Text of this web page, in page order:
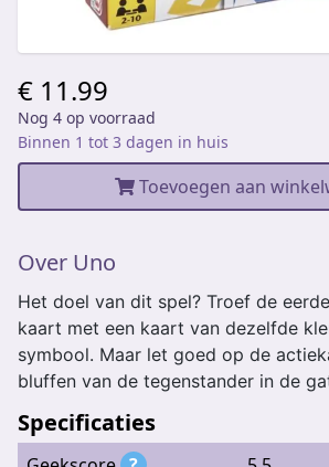
€ 11.99
Nog 4 op voorraad
Binnen 1 tot 3 dagen in huis
Toevoegen aan
Over Uno
Het doel van dit spel? Troef de
kaart met een kaart van dezelfde
symbool. Maar let goed op de
bluffen van de tegenstander in de
Specificaties